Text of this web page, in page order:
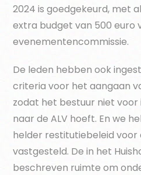
2024 is goedgekeurd, met
extra budget van 500 euro
evenementencommissie.
De leden hebben ook
criteria voor het aangaan
zodat het bestuur niet
naar de ALV hoeft. En we
helder restitutiebeleid
vastgesteld. De in het
beschreven ruimte om